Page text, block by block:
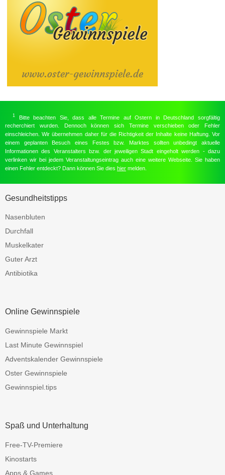
1
Bitte beachten Sie, dass alle Termine auf Ostern in Deutschland sorgfältig
recherchiert wurden. Dennoch können sich Termine verschieben oder Fehler
einschleichen. Wir übernehmen daher für die Richtigkeit der Inhalte keine Haftung. Vor
einem geplanten Besuch eines Festes bzw. Marktes sollten unbedingt aktuelle
Informationen des Veranstalters bzw. der jeweiligen Stadt eingeholt werden - dazu
verlinken wir bei jedem Veranstaltungseintrag auch eine weitere Webseite. Sie haben
einen Fehler entdeckt? Dann können Sie dies hier melden.
Gesundheitstipps
Nasenbluten
Durchfall
Muskelkater
Guter Arzt
Antibiotika
Online Gewinnspiele
Gewinnspiele Markt
Last Minute Gewinnspiel
Adventskalender Gewinnspiele
Oster Gewinnspiele
Gewinnspiel.tips
Spaß und Unterhaltung
Free-TV-Premiere
Kinostarts
Apps & Games